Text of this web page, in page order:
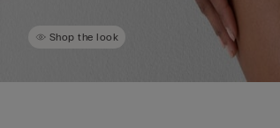
Shop the look